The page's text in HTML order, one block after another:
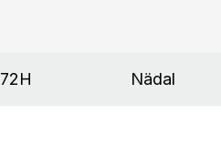
72H Nädal